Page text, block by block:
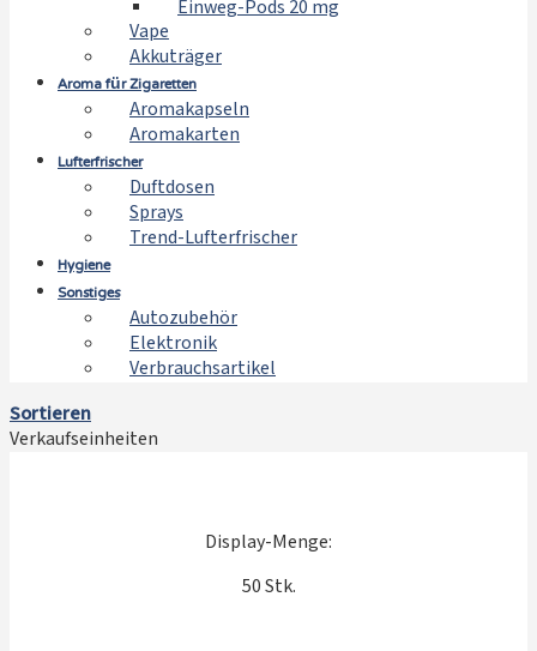
Einweg-Pods 20 mg
Vape
Akkuträger
Aroma für Zigaretten
Aromakapseln
Aromakarten
Lufterfrischer
Duftdosen
Sprays
Trend-Lufterfrischer
Hygiene
Sonstiges
Autozubehör
Elektronik
Verbrauchsartikel
Sortieren
Verkaufseinheiten
Display-Menge:
50 Stk.